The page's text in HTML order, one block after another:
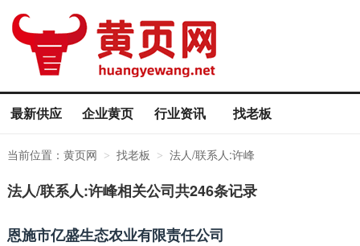
最新供应 企业黄页 行业资讯 找老板
当前位置： 黄页网 > 找老板 > 法人/联系人:许峰
法人/联系人:许峰相关公司共246条记录
恩施市亿盛生态农业有限责任公司